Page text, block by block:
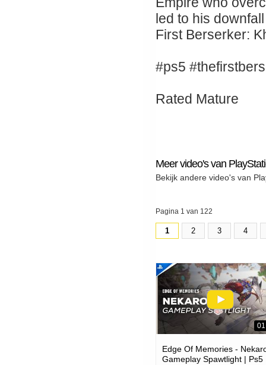
led to his
First Berserker:
#ps5
Rated Mature
Meer video's van
Bekijk andere video's van
Pagina 1 van 122
1 2 3 4
Edge Of Memories -
Gameplay Spawtlight | Ps5